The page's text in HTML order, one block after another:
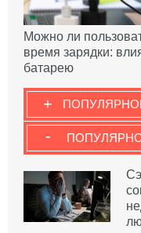
Можно ли
время зарядки:
батарею
+
-